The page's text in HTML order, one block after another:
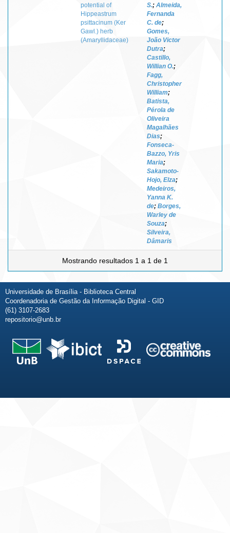
potential of
Hippeastrum
psittacinum (Ker
Gawl.) herb
(Amaryllidaceae)
S.; Almeida,
Fernanda
C. de;
Gomes,
João Victor
Dutra;
Castillo,
Willian O.;
Fagg,
Christopher
William;
Batista,
Pérola de
Oliveira
Magalhães
Dias;
Fonseca-
Bazzo, Yris
Maria;
Sakamoto-
Hojo, Elza;
Medeiros,
Yanna K.
de; Borges,
Warley de
Souza;
Silveira,
Dâmaris
Mostrando resultados 1 a 1 de 1
Universidade de Brasília - Biblioteca Central
Coordenadoria de Gestão da Informação Digital - GID
(61) 3107-2683
repositorio@unb.br